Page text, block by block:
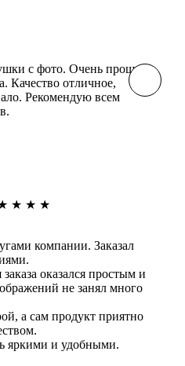
с фото. Очень прошу
Качество отличное,
Рекомендую всем
★ ★ ★
компании. Заказал
оказался простым и
не занял много
а сам продукт приятно
яркими и удобными.